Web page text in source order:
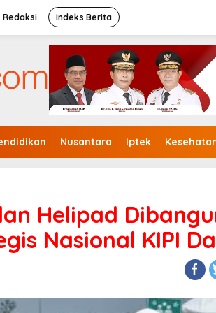
Redaksi Indeks Berita
Nusantara Iptek
Helipad
Nasional KIPI
Zainal-Ingkong
Di Politik, Utama |